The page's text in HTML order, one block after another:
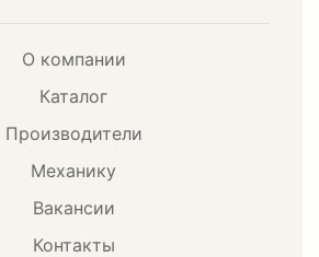
О компании
Каталог
Производители
Механику
Вакансии
Контакты